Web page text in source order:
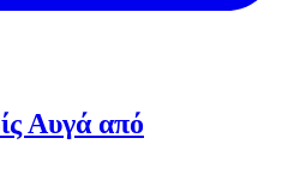
Αυγά από